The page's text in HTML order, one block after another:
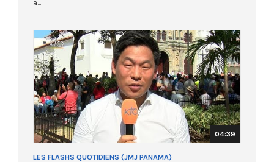
a...
04:39
LES FLASHS QUOTIDIENS (JMJ PANAMA)